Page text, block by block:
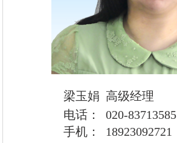
梁玉娟 高级经理
电话： 020-83713585
手机： 18923092721